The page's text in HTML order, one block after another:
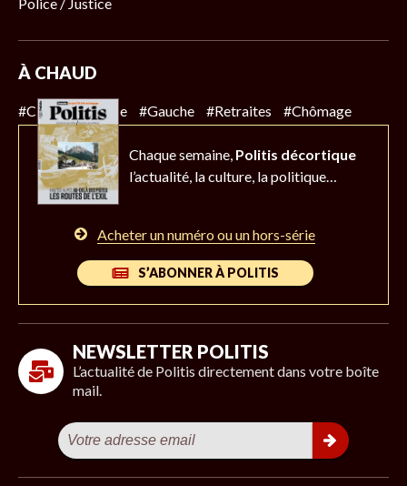
À CHAUD
#Climat #Police #Gauche #Retraites #Chômage
Chaque semaine, Politis décortique
l’actualité, la culture, la politique…
Acheter un numéro ou un hors-série
S’ABONNER À POLITIS
NEWSLETTER POLITIS
L’actualité de Politis directement dans votre boîte
mail.